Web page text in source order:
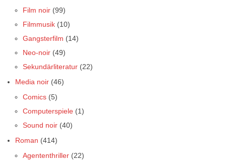
Film noir (99)
Filmmusik (10)
Gangsterfilm (14)
Neo-noir (49)
Sekundärliteratur (22)
Media noir (46)
Comics (5)
Computerspiele (1)
Sound noir (40)
Roman (414)
Agententhriller (22)